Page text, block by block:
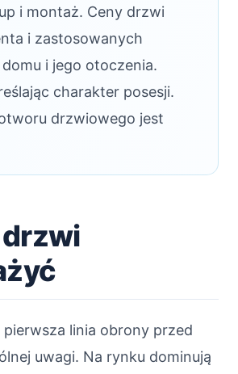
i montaż. Ceny drzwi
i zastosowanych
i jego otoczenia.
charakter posesji.
drzwiowego jest
linia obrony przed
uwagi. Na rynku dominują